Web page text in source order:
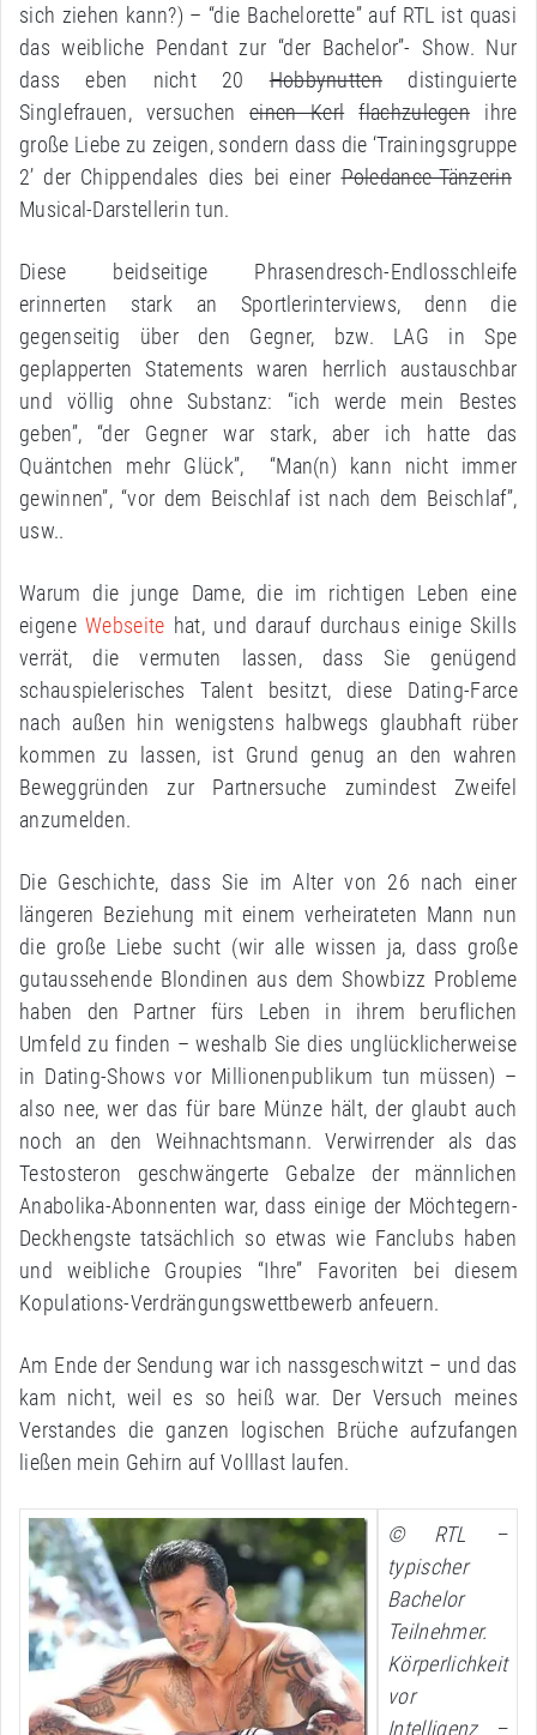
sich ziehen kann?) – “die Bachelorette” auf RTL ist quasi
das weibliche Pendant zur “der Bachelor”- Show. Nur
dass eben nicht 20Hobbynuttendistinguierte
Singlefrauen, versucheneinen Kerl flachzulegen ihre
große Liebe zu zeigen, sondern dass die ‘Trainingsgruppe
2’ der Chippendales dies bei einerPoledance-Tänzerin
Musical-Darstellerin tun.
Diese beidseitige Phrasendresch-Endlosschleife
erinnerten stark an Sportlerinterviews, denn die
gegenseitig über den Gegner, bzw. LAG in Spe
geplapperten Statements waren herrlich austauschbar
und völlig ohne Substanz: “ich werde mein Bestes
geben”, “der Gegner war stark, aber ich hatte das
Quäntchen mehr Glück”, “Man(n) kann nicht immer
gewinnen”, “vor dem Beischlaf ist nach dem Beischlaf”,
usw..
Warum die junge Dame, die im richtigen Leben eine
eigeneWebseite hat, und darauf durchaus einige Skills
verrät, die vermuten lassen, dass Sie genügend
schauspielerisches Talent besitzt, diese Dating-Farce
nach außen hin wenigstens halbwegs glaubhaft rüber
kommen zu lassen, ist Grund genug an den wahren
Beweggründen zur Partnersuche zumindest Zweifel
anzumelden.
Die Geschichte, dass Sie im Alter von 26 nach einer
längeren Beziehung mit einem verheirateten Mann nun
die große Liebe sucht (wir alle wissen ja, dass große
gutaussehende Blondinen aus dem Showbizz Probleme
haben den Partner fürs Leben in ihrem beruflichen
Umfeld zu finden – weshalb Sie dies unglücklicherweise
in Dating-Shows vor Millionenpublikum tun müssen) –
also nee, wer das für bare Münze hält, der glaubt auch
noch an den Weihnachtsmann. Verwirrender als das
Testosteron geschwängerte Gebalze der männlichen
Anabolika-Abonnenten war, dass einige der Möchtegern-
Deckhengste tatsächlich so etwas wie Fanclubs haben
und weibliche Groupies “Ihre” Favoriten bei diesem
Kopulations-Verdrängungswettbewerb anfeuern.
Am Ende der Sendung war ich nassgeschwitzt – und das
kam nicht, weil es so heiß war. Der Versuch meines
Verstandes die ganzen logischen Brüche aufzufangen
ließen mein Gehirn auf Volllast laufen.
© RTL –
typischer
Bachelor
Teilnehmer.
Körperlichkeit
vor
Intelligenz –